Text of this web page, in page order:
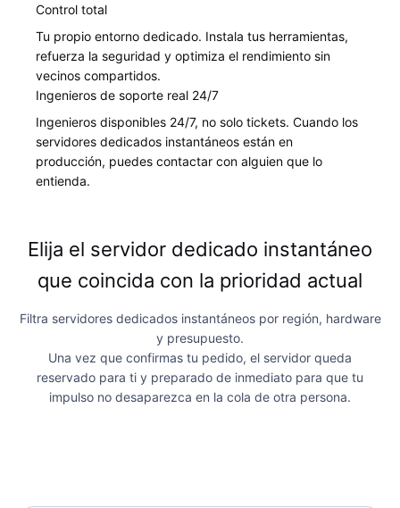
Control total
Tu propio entorno dedicado. Instala tus herramientas,
refuerza la seguridad y optimiza el rendimiento sin
vecinos compartidos.
Ingenieros de soporte real 24/7
Ingenieros disponibles 24/7, no solo tickets. Cuando los
servidores dedicados instantáneos están en
producción, puedes contactar con alguien que lo
entienda.
Elija el servidor dedicado instantáneo
que coincida con la prioridad actual
Filtra servidores dedicados instantáneos por región, hardware
y presupuesto.
Una vez que confirmas tu pedido, el servidor queda
reservado para ti y preparado de inmediato para que tu
impulso no desaparezca en la cola de otra persona.